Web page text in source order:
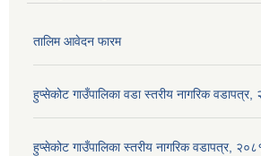
तालिम आवेदन फारम
हुप्सेकोट गाउँपालिका वडा स्तरीय नागरिक वडापत्र,
हुप्सेकोट गाउँपालिका स्तरीय नागरिक वडापत्र,